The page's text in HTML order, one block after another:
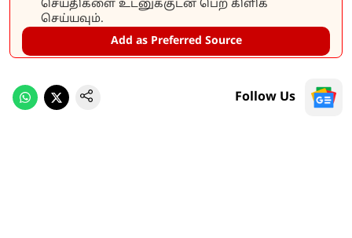
செய்திகளை உடனுக்குடன் பெற கிளிக்
செய்யவும்.
Add as Preferred Source
Follow Us